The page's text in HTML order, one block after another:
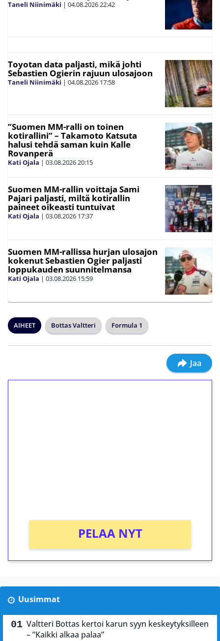
Taneli Niinimäki | 04.08.202622:42
Toyotan data paljasti, mikä johti
Sebastien Ogierin rajuun ulosajoon
Taneli Niinimäki | 04.08.2026 17:58
”Suomen MM-ralli on toinen
kotirallini” – Takamoto Katsuta
halusi tehdä saman kuin Kalle
Rovanperä
Kati Ojala | 03.08.202620:15
Suomen MM-rallin voittaja Sami
Pajari paljasti, miltä kotirallin
paineet oikeasti tuntuivat
Kati Ojala | 03.08.2026 17:37
Suomen MM-rallissa hurjan ulosajon
kokenut Sebastien Ogier paljasti
loppukauden suunnitelmansa
Kati Ojala | 03.08.2026 15:59
AIHEET Bottas Valtteri Formula 1
Jaa
PELAA NYT
Uusimmat
Valtteri Bottas kertoi karun syyn keskeytyksilleen
– ”Kaikki alkaa palaa”